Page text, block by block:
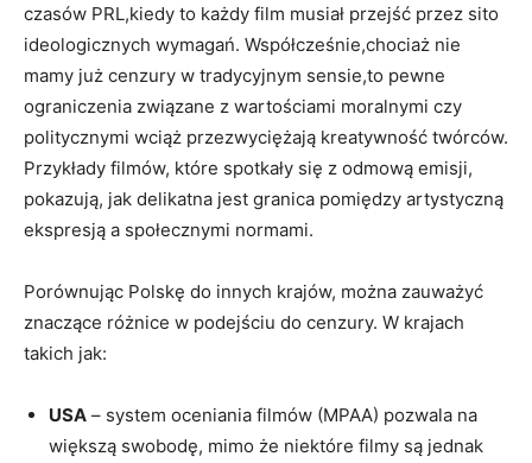
czasów PRL,kiedy to każdy film musiał przejść przez ⁣sito
ideologicznych wymagań. Współcześnie,chociaż⁢ nie
mamy już cenzury⁣ w tradycyjnym⁤ sensie,to‍ pewne
ograniczenia związane z wartościami moralnymi czy
politycznymi wciąż przezwyciężają kreatywność twórców.
Przykłady filmów, które spotkały się z⁢ odmową‌ emisji,
pokazują, jak delikatna jest granica pomiędzy artystyczną
ekspresją a społecznymi normami.
Porównując Polskę do innych krajów, można zauważyć
znaczące różnice w podejściu do​ cenzury. ⁢W krajach
takich jak:
USA – system oceniania filmów (MPAA) pozwala na
większą swobodę, mimo że niektóre filmy ​są jednak